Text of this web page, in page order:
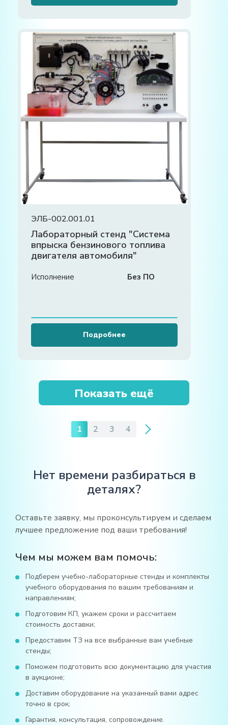
ЭЛБ-002.001.01
Лабораторный стенд "Система
впрыска бензинового топлива
двигателя автомобиля"
Исполнение Без ПО
Подробнее
Показать ещё
1 2 3 4
Нет времени разбираться в
деталях?
Оставьте заявку, мы проконсультируем и сделаем
лучшее предложение под ваши требования!
Чем мы можем вам помочь:
Подберем учебно-лабораторные стенды и комплекты
учебного оборудования по вашим требованиям и
направлениям;
Подготовим КП, укажем сроки и рассчитаем
стоимость доставки;
Предоставим ТЗ на все выбранные вам учебные
стенды;
Поможем подготовить всю документацию для участия
в аукционе;
Доставим оборудование на указанный вами адрес
точно в срок;
Гарантия, консультация, сопровождение.